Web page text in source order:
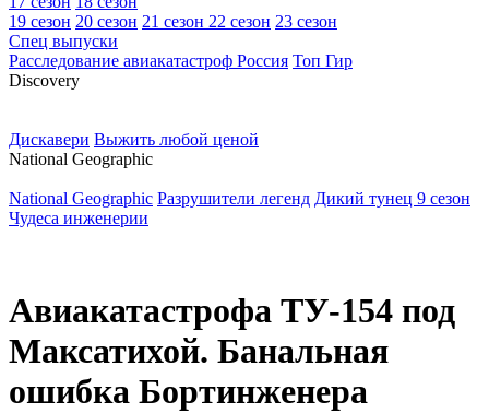
19 сезон 20 сезон 21 сезон 22 сезон 23 сезон
Спец выпуски
Расследование авиакатастроф Россия Топ Гир
Discovery
Дискавери Выжить любой ценой
National Geographic
National Geographic Разрушители легенд Дикий тунец 9 сезон
Чудеса инженерии
Авиакатастрофа ТУ-154 под
Максатихой. Банальная
ошибка Бортинженера